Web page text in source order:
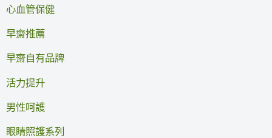
心血管保健
早齋推薦
早齋自有品牌
活力提升
男性呵護
眼睛照護系列